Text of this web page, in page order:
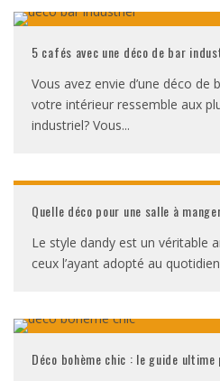
5 cafés avec une déco de bar
Vous avez envie d’une déco de
votre intérieur ressemble aux
industriel? Vous...
Quelle déco pour une salle à
Le style dandy est un véritable
ceux l’ayant adopté au
Déco bohème chic : le guide